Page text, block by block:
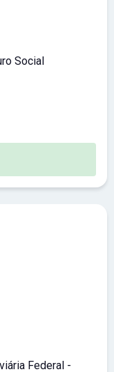
Social
Federal -